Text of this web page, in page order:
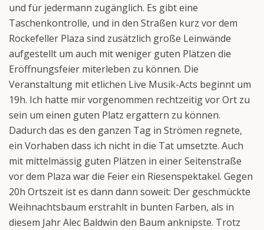
und für jedermann zugänglich. Es gibt eine
Taschenkontrolle, und in den Straßen kurz vor dem
Rockefeller Plaza sind zusätzlich große Leinwände
aufgestellt um auch mit weniger guten Plätzen die
Eröffnungsfeier miterleben zu können. Die
Veranstaltung mit etlichen Live Musik-Acts beginnt um
19h. Ich hatte mir vorgenommen rechtzeitig vor Ort zu
sein um einen guten Platz ergattern zu können.
Dadurch das es den ganzen Tag in Strömen regnete,
ein Vorhaben dass ich nicht in die Tat umsetzte. Auch
mit mittelmässig guten Plätzen in einer Seitenstraße
vor dem Plaza war die Feier ein Riesenspektakel. Gegen
20h Ortszeit ist es dann dann soweit: Der geschmückte
Weihnachtsbaum erstrahlt in bunten Farben, als in
diesem Jahr Alec Baldwin den Baum anknipste. Trotz